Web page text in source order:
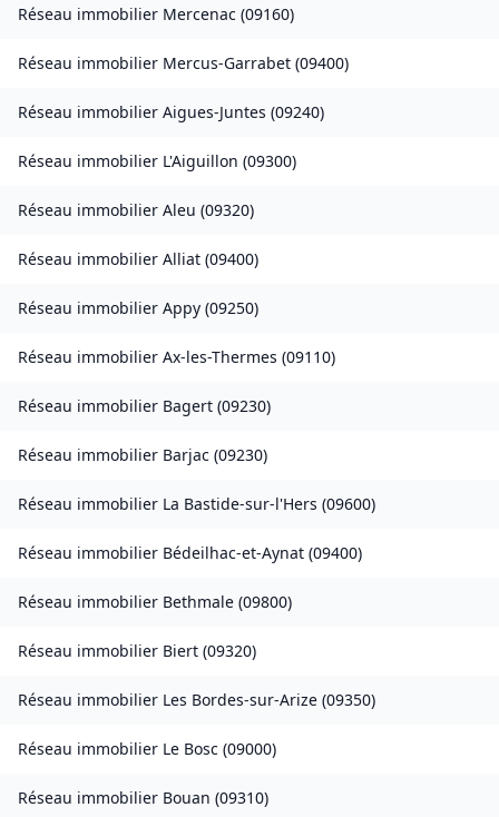
Réseau immobilier Mercenac (09160)
Réseau immobilier Mercus-Garrabet (09400)
Réseau immobilier Aigues-Juntes (09240)
Réseau immobilier L'Aiguillon (09300)
Réseau immobilier Aleu (09320)
Réseau immobilier Alliat (09400)
Réseau immobilier Appy (09250)
Réseau immobilier Ax-les-Thermes (09110)
Réseau immobilier Bagert (09230)
Réseau immobilier Barjac (09230)
Réseau immobilier La Bastide-sur-l'Hers (09600)
Réseau immobilier Bédeilhac-et-Aynat (09400)
Réseau immobilier Bethmale (09800)
Réseau immobilier Biert (09320)
Réseau immobilier Les Bordes-sur-Arize (09350)
Réseau immobilier Le Bosc (09000)
Réseau immobilier Bouan (09310)